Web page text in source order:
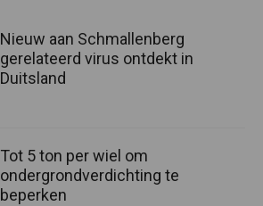
Nieuw aan Schmallenberg
gerelateerd virus ontdekt in
Duitsland
Tot 5 ton per wiel om
ondergrondverdichting te
beperken